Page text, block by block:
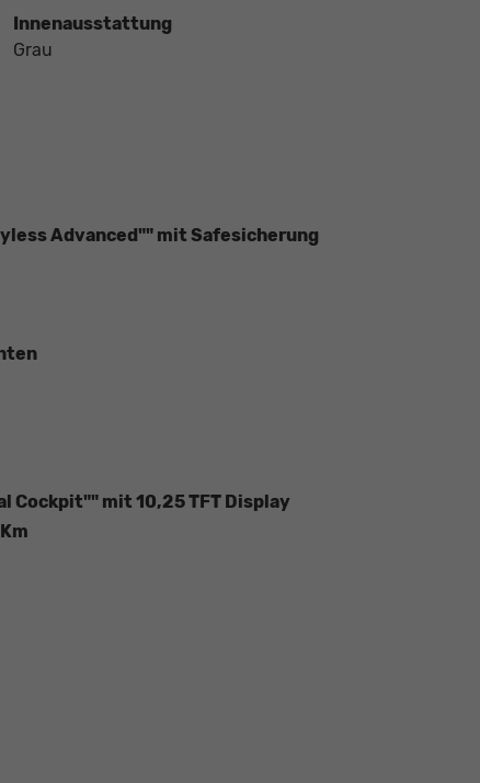
Innenausstattung
Grau
Advanced"" mit Safesicherung
mit 10,25 TFT Display